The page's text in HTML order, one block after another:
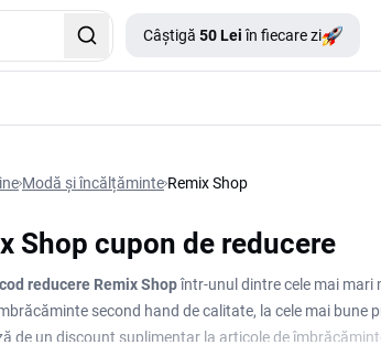
Câștigă 50 Lei în fiecare zi
Modă și încălțăminte Remix Shop
Shop cupon de reducere
reducere Remix Shopîntr-unul dintre cele mai mari
second hand de calitate, la cele mai
de un discount suplimentar la articole de